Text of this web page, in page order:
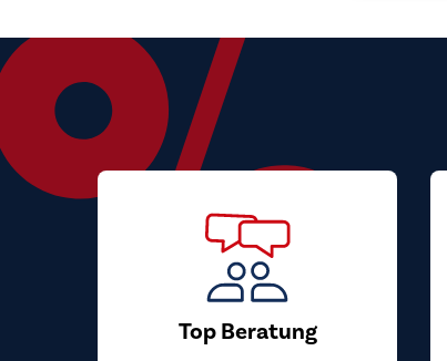
Top Beratung